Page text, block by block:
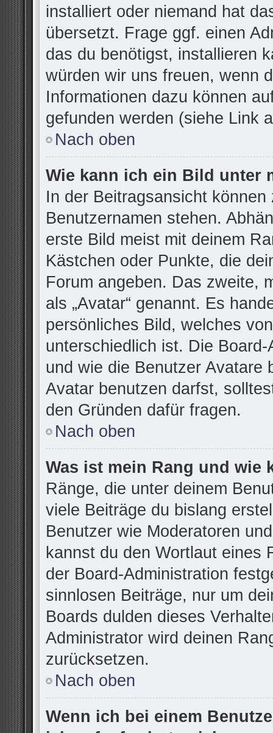
installiert oder niemand hat
übersetzt. Frage ggf. einen
das du benötigst, installieren
würden wir uns freuen, wenn
Informationen dazu können
gefunden werden (siehe Link
Nach oben
Wie kann ich ein Bild unter
In der Beitragsansicht
Benutzernamen stehen.
erste Bild meist mit deinem
Kästchen oder Punkte, die
Forum angeben. Das zweite,
als „Avatar“ genannt. Es
persönliches Bild, welches
unterschiedlich ist. Die
und wie die Benutzer Avatare
Avatar benutzen darfst,
den Gründen dafür fragen.
Nach oben
Was ist mein Rang und wie
Ränge, die unter deinem
viele Beiträge du bislang
Benutzer wie Moderatoren
kannst du den Wortlaut eines
der Board-Administration
sinnlosen Beiträge, nur um
Boards dulden dieses
Administrator wird deinen
zurücksetzen.
Nach oben
Wenn ich bei einem